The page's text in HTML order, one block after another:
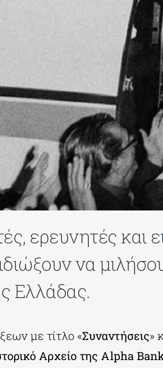
ερευνητές και
να
Ελλάδας.
με τίτλο «Συναντήσεις»
Αρχείο της Alpha